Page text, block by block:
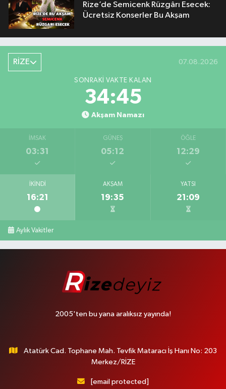
Rize’de Semicenk Rüzgârı Esecek:
Ücretsiz Konserler Bu Akşam
RİZE 07.08.2026
SONRAKI VAKTE KALAN
34:45
Akşam Namazı
İMSAK
03:31
GÜNEŞ
05:12
ÖĞLE
12:29
İKINDI
16:21
AKŞAM
19:35
YATSI
21:09
Aylık Vakitler
2005'ten bu yana aralıksız yayında!
Atatürk Cad. Tophane Mah. Tevfik Mataracı İş Hanı No: 203
Merkez/RİZE
[email protected]